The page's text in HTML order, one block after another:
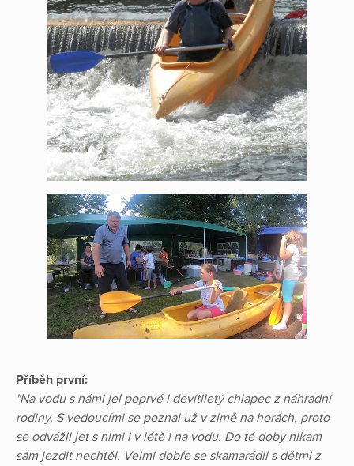
Příběh první:
"Na vodu s námi jel poprvé i devítiletý chlapec z náhradní
rodiny. S vedoucími se poznal už v zimě na horách, proto
se odvážil jet s nimi i v létě i na vodu. Do té doby nikam
sám jezdit nechtěl. Velmi dobře se skamarádil s dětmi z